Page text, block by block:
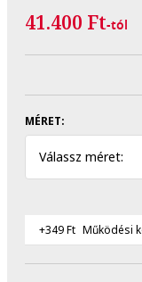
41.400 Ft-tól
MÉRET:
Válassz méret:
+349 Ft Működési